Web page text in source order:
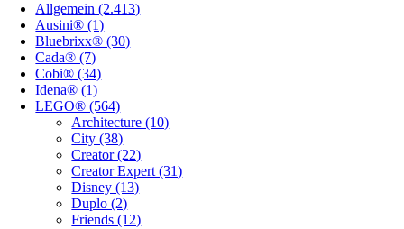
Allgemein (2.413)
Ausini® (1)
Bluebrixx® (30)
Cada® (7)
Cobi® (34)
Idena® (1)
LEGO® (564)
Architecture (10)
City (38)
Creator (22)
Creator Expert (31)
Disney (13)
Duplo (2)
Friends (12)